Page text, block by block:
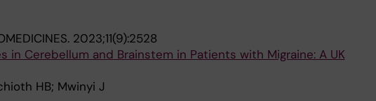
2023;11(9):2528
in Cerebellum and Brainstem in Patients with Migraine: A UK
HB; Mwinyi J